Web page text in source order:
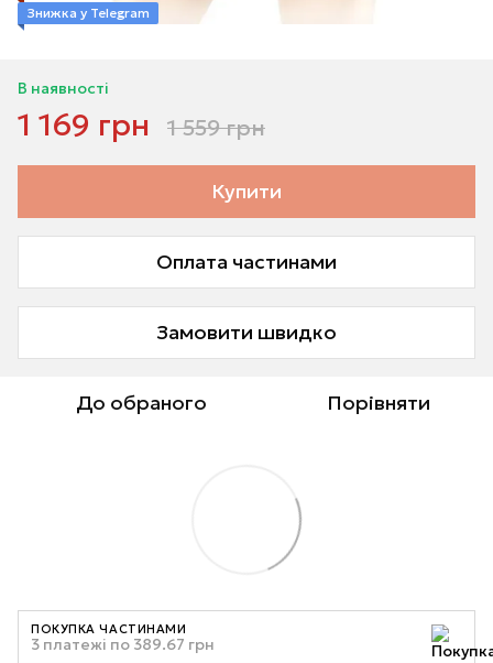
Знижка у Telegram
В наявності
1 169 грн 1 559 грн
Купити
Оплата частинами
Замовити швидко
До обраного Порівняти
ПОКУПКА ЧАСТИНАМИ
3 платежі по 389.67 грн